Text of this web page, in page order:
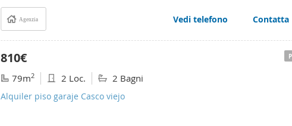
Agenzia Vedi telefono Contatta
810€
79m2 2 Loc. 2 Bagni
Alquiler piso garaje Casco viejo